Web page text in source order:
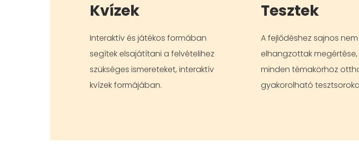
Kvízek
Interaktív és játékos formában
segítek elsajátítani a felvételihez
szükséges ismereteket, interaktív
kvízek formájában.
Tesztek
A fejlődéshez sajnos
elhangzottak
minden témakörhöz
gyakorolható